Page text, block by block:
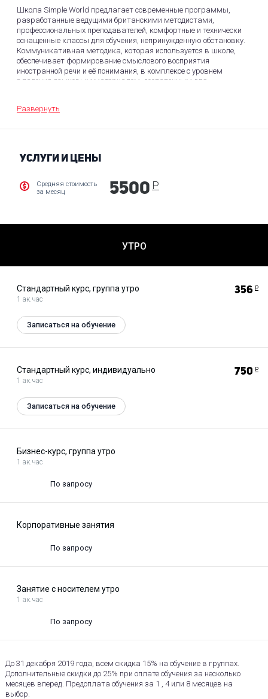
Школа Simple World предлагает современные программы,
разработанные ведущими британскими методистами,
профессиональных преподавателей, комфортные и технически
оснащенные классы для обучения, непринужденную обстановку.
Коммуникативная методика, которая используется в школе,
обеспечивает формирование смыслового восприятия
иностранной речи и её понимания, в комплексе с уровнем
владения языковым материалом, достаточным для
Развернуть
УСЛУГИ И ЦЕНЫ
Средняя стоимость
за месяц
5500 Р
УТРО
Стандартный курс, группа утро
1 ак.час
356 Р
Записаться на обучение
Стандартный курс, индивидуально
1 ак.час
750 Р
Записаться на обучение
Бизнес-курс, группа утро
1 ак.час
По запросу
Корпоративные занятия
По запросу
Занятие с носителем утро
1 ак.час
По запросу
До 31 декабря 2019 года, всем скидка 15% на обучение в группах.
Дополнительные скидки до 25% при оплате обучения за несколько
месяцев вперед. Предоплата обучения за 1 , 4 или 8 месяцев на
выбор.